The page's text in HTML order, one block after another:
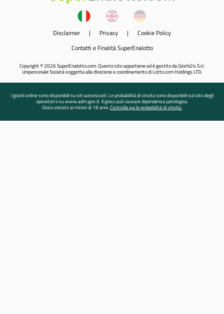
Disclaimer | Privacy | Cookie Policy
Contatti e Finalità SuperEnalotto
Copyright © 2026 SuperEnalotto.com. Questo sito appartiene ed è gestito da Giochi24 S.r.l.
Unipersonale Società soggetta alla direzione e coordinamento di Lotto.com Holdings LTD.
I giochi online sono disponibili su siti autorizzati. Le probabilità di vincita sono disponibili sul sito degli
operatori o su www.adm.gov.it. Il gioco può causare dipendenza patologica.
Gioco vietato ai minori di 18 anni.Controlla qui le probabilità di vincita.